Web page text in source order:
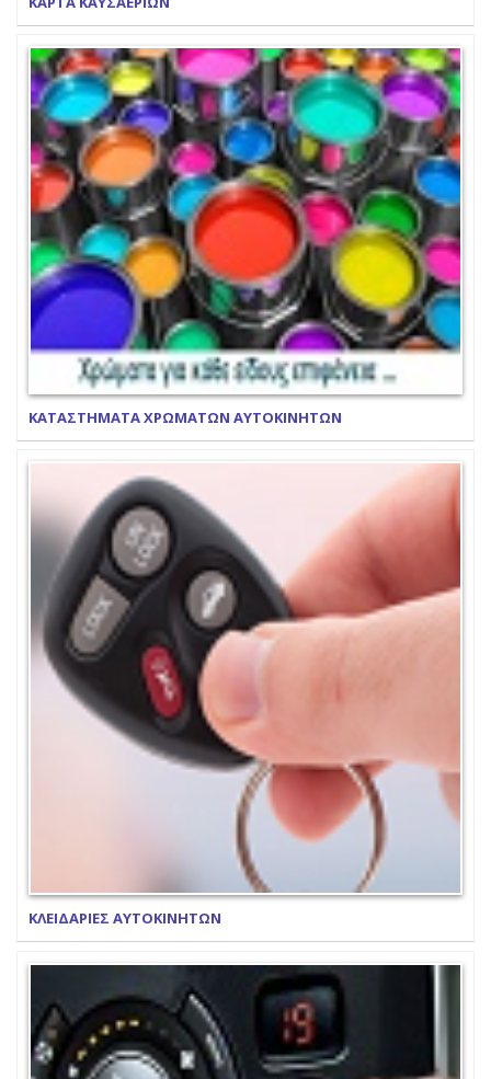
ΚΑΤΑΣΤΗΜΑΤΑ ΧΡΩΜΑΤΩΝ ΑΥΤΟΚΙΝΗΤΩΝ
ΚΛΕΙΔΑΡΙΕΣ ΑΥΤΟΚΙΝΗΤΩΝ